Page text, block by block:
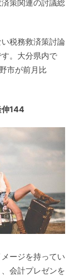
策関連の討議総
税務救済策討論
。大分県内で
市が前月比
伸144
ージを持ってい
会計プレゼンを